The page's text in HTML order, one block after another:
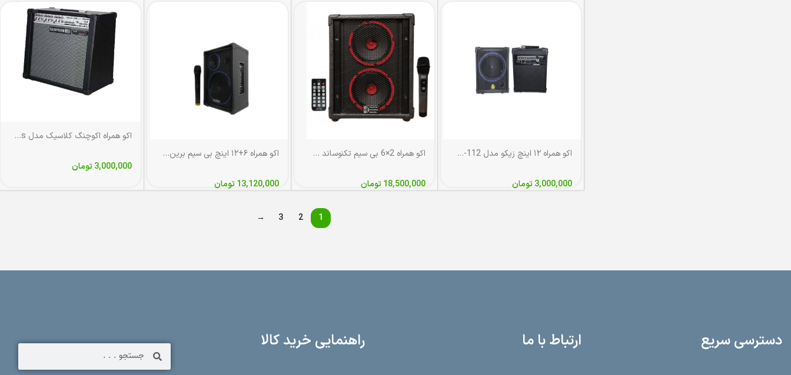
اکو همراه ۱۲ اینچ زیکو مدل Z-112 (با سیم)
3,000,000تومان
اکو همراه 2×6 بی سیم تکنوساند PTR4W با میکروفن بی‌سیم
18,500,000 تومان
اکو همراه ۶+۱۲ اینچ بی سیم برین ۱۲۲۵۰ با میکروفن بی‌سیم
13,120,000 تومان
اکو همراه اکوچنگ کلاسیک مدل classic 200 plus
3,000,000تومان
1
2
3
→
دسترسی سریع ارتباط با ما راهنمایی خرید کالا